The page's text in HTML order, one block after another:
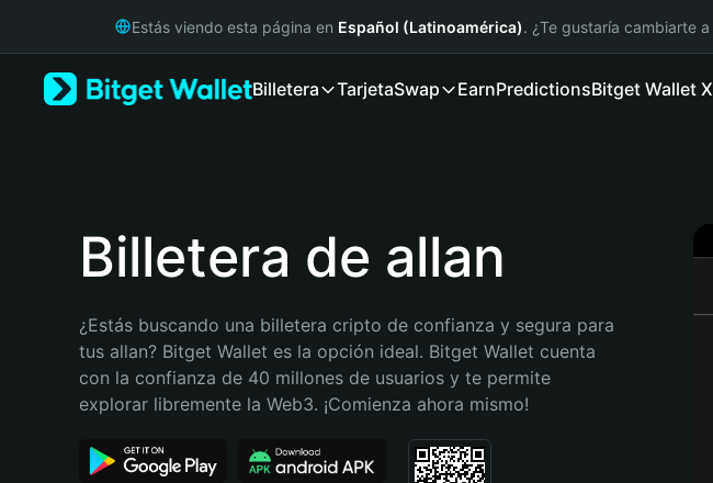
Русский
Bahasa Indonesia
Português (Brasil)
Estás viendo esta página en Español (Latinoamérica). ¿Te gustaría cambiarte a
Billetera TarjetaSwap EarnPredictionsBitget Wallet X
Billetera de allan
¿Estás buscando una billetera cripto de confianza y segura para
tus allan? Bitget Wallet es la opción ideal. Bitget Wallet cuenta
con la confianza de 40 millones de usuarios y te permite
explorar libremente la Web3. ¡Comienza ahora mismo!